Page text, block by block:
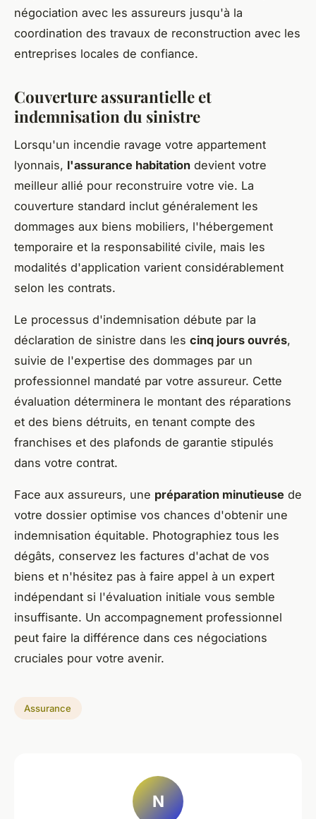
négociation avec les assureurs jusqu'à la
coordination des travaux de reconstruction avec les
entreprises locales de confiance.
Couverture assurantielle et
indemnisation du sinistre
Lorsqu'un incendie ravage votre appartement
lyonnais, l'assurance habitation devient votre
meilleur allié pour reconstruire votre vie. La
couverture standard inclut généralement les
dommages aux biens mobiliers, l'hébergement
temporaire et la responsabilité civile, mais les
modalités d'application varient considérablement
selon les contrats.
Le processus d'indemnisation débute par la
déclaration de sinistre dans les cinq jours ouvrés,
suivie de l'expertise des dommages par un
professionnel mandaté par votre assureur. Cette
évaluation déterminera le montant des réparations
et des biens détruits, en tenant compte des
franchises et des plafonds de garantie stipulés
dans votre contrat.
Face aux assureurs, une préparation minutieuse de
votre dossier optimise vos chances d'obtenir une
indemnisation équitable. Photographiez tous les
dégâts, conservez les factures d'achat de vos
biens et n'hésitez pas à faire appel à un expert
indépendant si l'évaluation initiale vous semble
insuffisante. Un accompagnement professionnel
peut faire la différence dans ces négociations
cruciales pour votre avenir.
Assurance
N